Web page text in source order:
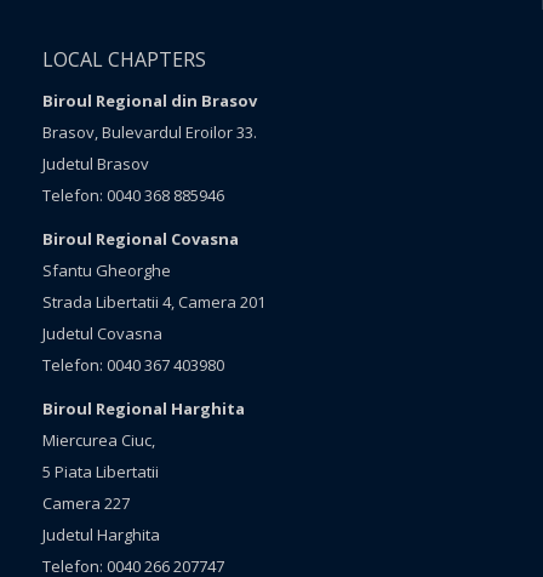
LOCAL CHAPTERS
Biroul Regional din Brasov
Brasov, Bulevardul Eroilor 33.
Judetul Brasov
Telefon: 0040 368 885946
Biroul Regional Covasna
Sfantu Gheorghe
Strada Libertatii 4, Camera 201
Judetul Covasna
Telefon: 0040 367 403980
Biroul Regional Harghita
Miercurea Ciuc,
5 Piata Libertatii
Camera 227
Judetul Harghita
Telefon: 0040 266 207747